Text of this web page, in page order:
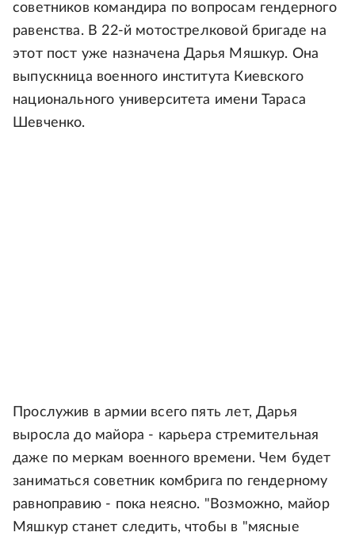
советников командира по вопросам гендерного
равенства. В 22-й мотострелковой бригаде на
этот пост уже назначена Дарья Мяшкур. Она
выпускница военного института Киевского
национального университета имени Тараса
Шевченко.
Прослужив в армии всего пять лет, Дарья
выросла до майора - карьера стремительная
даже по меркам военного времени. Чем будет
заниматься советник комбрига по гендерному
равноправию - пока неясно. "Возможно, майор
Мяшкур станет следить, чтобы в "мясные